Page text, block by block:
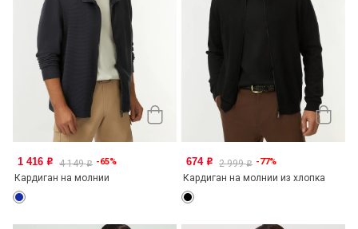
1 416 o 4 149o -65%
Кардиган на молнии
674 o 2 999o -77%
Кардиган на молнии из хлопка